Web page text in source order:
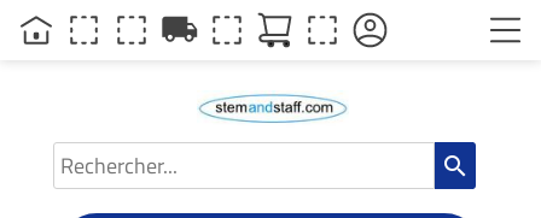
search
local_shipping